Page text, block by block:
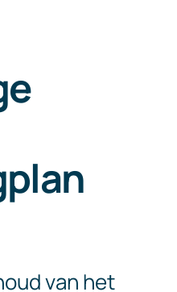
op!
van het